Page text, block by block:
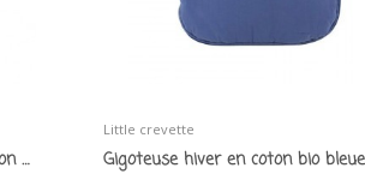
Lot de 3 langes double gaze de coton bio...
Little crevette